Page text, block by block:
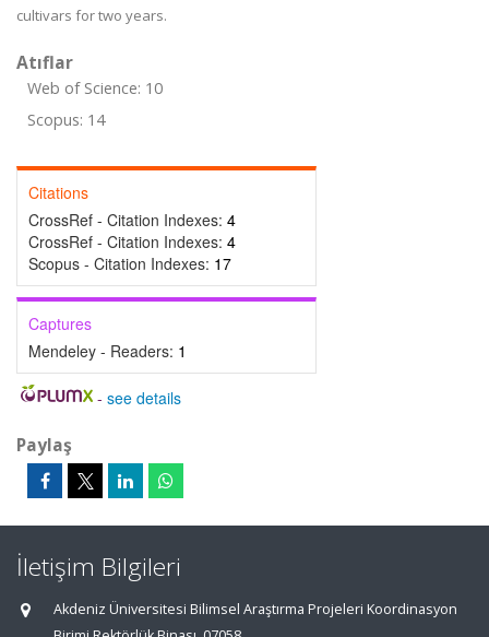
cultivars for two years.
Atıflar
Web of Science: 10
Scopus: 14
Citations
CrossRef - Citation Indexes: 4
CrossRef - Citation Indexes: 4
Scopus - Citation Indexes: 17
Captures
Mendeley - Readers: 1
- see details
Paylaş
İletişim Bilgileri
Akdeniz Üniversitesi Bilimsel Araştırma Projeleri Koordinasyon